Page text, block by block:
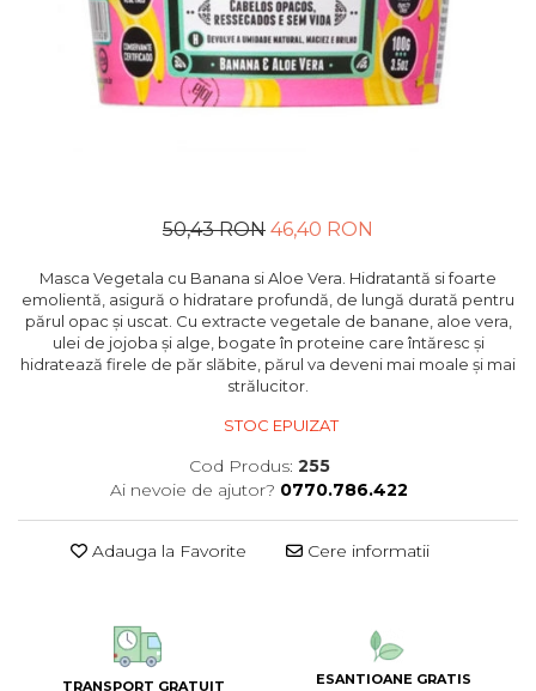
50,43 RON 46,40 RON
Masca Vegetala cu Banana si Aloe Vera. Hidratantă si foarte
emolientă, asigură o hidratare profundă, de lungă durată pentru
părul opac și uscat. Cu extracte vegetale de banane, aloe vera,
ulei de jojoba și alge, bogate în proteine ​​care întăresc și
hidratează firele de păr slăbite, părul va deveni mai moale și mai
strălucitor.
STOC EPUIZAT
Cod Produs: 255
Ai nevoie de ajutor? 0770.786.422
Adauga la Favorite Cere informatii
TRANSPORT GRATUIT ESANTIOANE GRATIS